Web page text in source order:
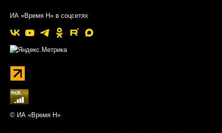
ИА «Время Н» в соцсетях
© ИА «Время Н»